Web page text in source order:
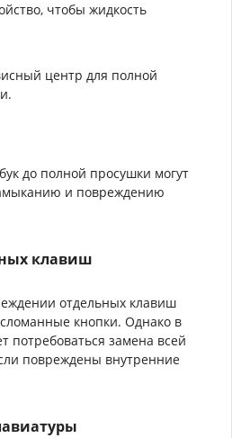
чтобы жидкость
центр для полной
до полной просушки могут
и повреждению
клавиш
отдельных клавиш
кнопки. Однако в
потребоваться замена всей
повреждены внутренние